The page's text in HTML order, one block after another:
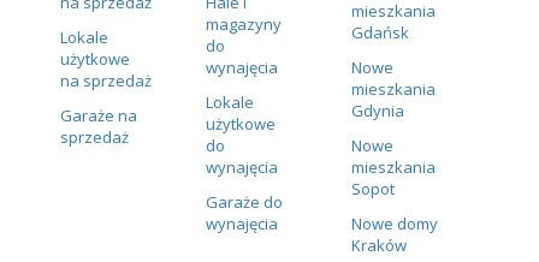
Lokale
użytkowe
na sprzedaż
Garaże na
sprzedaż
magazyny
do
wynajęcia
Lokale
użytkowe
do
wynajęcia
Garaże do
wynajęcia
mieszkania
Gdańsk
Nowe
mieszkania
Gdynia
Nowe
mieszkania
Sopot
Nowe domy
Kraków